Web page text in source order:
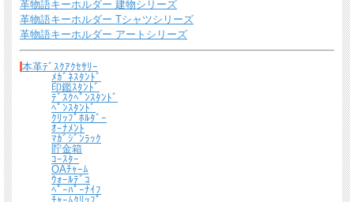
宅配便 650円から→ 商品代金6600円(税込）以上で宅配便送料無料
メール便（全商品対象・定形外郵便ほか）全国一律300円→ 商品代金3300円(税
詳しくはこちらから
熟練したスタッフが丁寧に梱包いたします。
革物語キーホルダー 建物シリーズ
革物語キーホルダー Tシャツシリーズ
革物語キーホルダー アートシリーズ
本革ﾃﾞｽｸｱｸｾｻﾘｰ
ﾒｶﾞﾈｽﾀﾝﾄﾞ
印鑑ｽﾀﾝﾄﾞ
ﾃﾞｽｸﾍﾟﾝｽﾀﾝﾄﾞ
ﾍﾟﾝｽﾀﾝﾄﾞ
ｸﾘｯﾌﾟﾎﾙﾀﾞｰ
ｵｰﾅﾒﾝﾄ
ﾏｶﾞｼﾞﾝﾗｯｸ
貯金箱
ｺｰｽﾀｰ
OAﾁｬｰﾑ
ｳｫｰﾙﾃﾞｺ
ﾍﾟｰﾊﾟｰﾅｲﾌ